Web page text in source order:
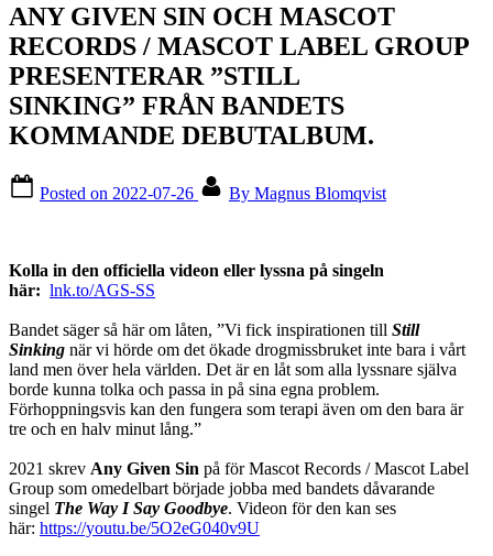
ANY GIVEN SIN OCH MASCOT
RECORDS / MASCOT LABEL GROUP
PRESENTERAR ”STILL
SINKING” FRÅN BANDETS
KOMMANDE DEBUTALBUM.
Posted on 2022-07-26 By Magnus Blomqvist
Kolla in den officiella videon eller lyssna på singeln
här: lnk.to/AGS-SS
Bandet säger så här om låten, ”Vi fick inspirationen till Still
Sinking när vi hörde om det ökade drogmissbruket inte bara i vårt
land men över hela världen. Det är en låt som alla lyssnare själva
borde kunna tolka och passa in på sina egna problem.
Förhoppningsvis kan den fungera som terapi även om den bara är
tre och en halv minut lång.”
2021 skrev Any Given Sin på för Mascot Records / Mascot Label
Group som omedelbart började jobba med bandets dåvarande
singel The Way I Say Goodbye. Videon för den kan ses
här: https://youtu.be/5O2eG040v9U